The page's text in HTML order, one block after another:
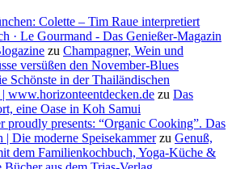
Colette – Tim Raue interpretiert
· Le Gourmand - Das Genießer-Magazin
zu Champagner, Wein und
versüßen den November-Blues
Schönste in der Thailändischen
| www.horizonteentdecken.de zu Das
eine Oase in Koh Samui
proudly presents: “Organic Cooking”. Das
| Die moderne Speisekammerzu Genuß,
dem Familienkochbuch, Yoga-Küche &